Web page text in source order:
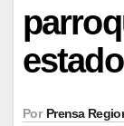
Por Prensa